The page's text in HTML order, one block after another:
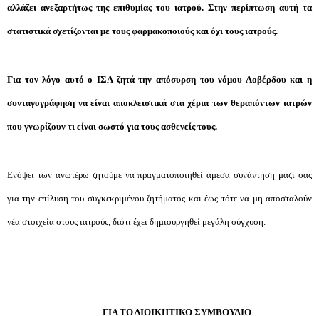
αλλάζει ανεξαρτήτως της επιθυμίας του ιατρού. Στην περίπτωση αυτή τα
στατιστικά σχετίζονται με τους φαρμακοποιούς και όχι τους ιατρούς.
Για τον λόγο αυτό ο ΙΣΑ ζητά την απόσυρση του νόμου Λοβέρδου και η
συνταγογράφηση να είναι αποκλειστικά στα χέρια των θεραπόντων ιατρών
που γνωρίζουν τι είναι σωστό για τους ασθενείς τους.
Ενόψει των ανωτέρω ζητούμε να πραγματοποιηθεί άμεσα συνάντηση μαζί σας
για την επίλυση του συγκεκριμένου ζητήματος και έως τότε να μη αποσταλούν
νέα στοιχεία στους ιατρούς, διότι έχει δημιουργηθεί μεγάλη σύγχυση.
ΓΙΑ ΤΟ ΔΙΟΙΚΗΤΙΚΟ ΣΥΜΒΟΥΛΙΟ